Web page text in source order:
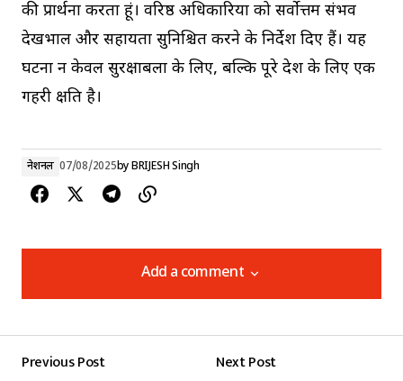
की प्रार्थना करता हूं। वरिष्ठ अधिकारियों को सर्वोत्तम संभव
देखभाल और सहायता सुनिश्चित करने के निर्देश दिए हैं। यह
घटना न केवल सुरक्षाबलों के लिए, बल्कि पूरे देश के लिए एक
गहरी क्षति है।
नेशनल 07/08/2025byBRIJESH Singh
Add a comment
Add a comment
Previous Post
Next Post